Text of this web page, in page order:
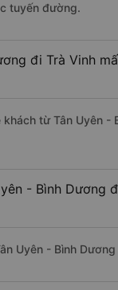
tuyến đường.
đi Trà Vinh
từ Tân Uyên
- Bình Dương
Uyên - Bình